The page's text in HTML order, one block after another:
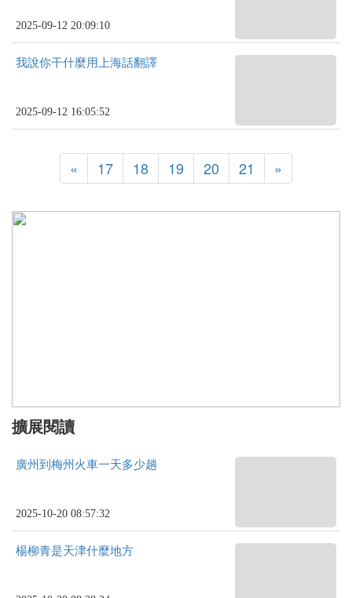
2025-09-12 20:09:10
我說你干什麼用上海話翻譯
2025-09-12 16:05:52
« 17 18 19 20 21 »
擴展閱讀
廣州到梅州火車一天多少趟
2025-10-20 08:57:32
楊柳青是天津什麼地方